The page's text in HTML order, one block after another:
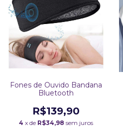
Fones de Ouvido Bandana
Bluetooth
R$139,90
4 x de R$34,98 sem juros